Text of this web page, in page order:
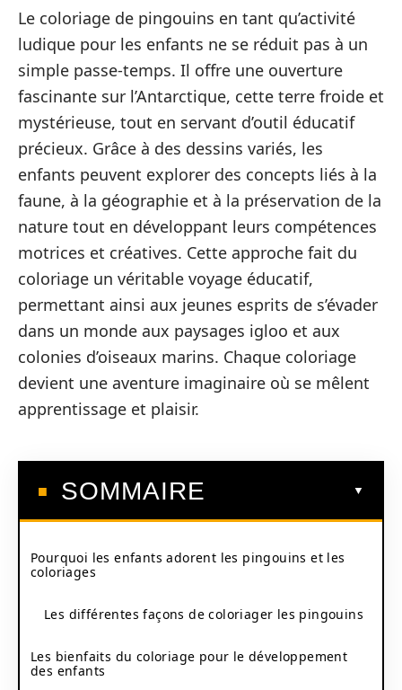
Le coloriage de pingouins en tant qu’activité
ludique pour les enfants ne se réduit pas à un
simple passe-temps. Il offre une ouverture
fascinante sur l’Antarctique, cette terre froide et
mystérieuse, tout en servant d’outil éducatif
précieux. Grâce à des dessins variés, les
enfants peuvent explorer des concepts liés à la
faune, à la géographie et à la préservation de la
nature tout en développant leurs compétences
motrices et créatives. Cette approche fait du
coloriage un véritable voyage éducatif,
permettant ainsi aux jeunes esprits de s’évader
dans un monde aux paysages igloo et aux
colonies d’oiseaux marins. Chaque coloriage
devient une aventure imaginaire où se mêlent
apprentissage et plaisir.
SOMMAIRE
Pourquoi les enfants adorent les pingouins et les
coloriages
Les différentes façons de coloriager les pingouins
Les bienfaits du coloriage pour le développement
des enfants